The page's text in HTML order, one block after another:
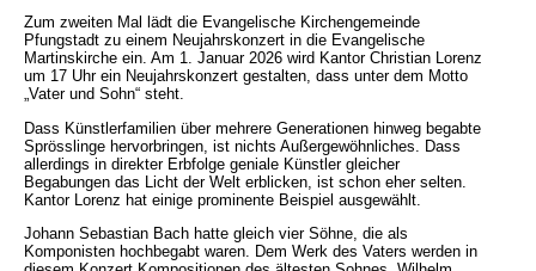
Zum zweiten Mal lädt die Evangelische Kirchengemeinde
Pfungstadt zu einem Neujahrskonzert in die Evangelische
Martinskirche ein. Am 1. Januar 2026 wird Kantor Christian Lorenz
um 17 Uhr ein Neujahrskonzert gestalten, dass unter dem Motto
„Vater und Sohn“ steht.
Dass Künstlerfamilien über mehrere Generationen hinweg begabte
Sprösslinge hervorbringen, ist nichts Außergewöhnliches. Dass
allerdings in direkter Erbfolge geniale Künstler gleicher
Begabungen das Licht der Welt erblicken, ist schon eher selten.
Kantor Lorenz hat einige prominente Beispiel ausgewählt.
Johann Sebastian Bach hatte gleich vier Söhne, die als
Komponisten hochbegabt waren. Dem Werk des Vaters werden in